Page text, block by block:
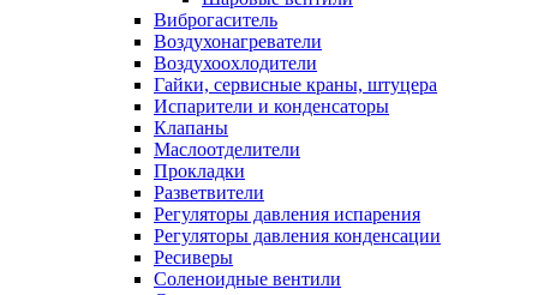
Виброгаситель
Воздухонагреватели
Воздухоохлодители
Гайки, сервисные краны, штуцера
Испарители и конденсаторы
Клапаны
Маслоотделители
Прокладки
Разветвители
Регуляторы давления испарения
Регуляторы давления конденсации
Ресиверы
Соленоидные вентили